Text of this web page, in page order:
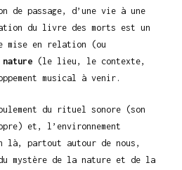
de passage, d’une vie à une
du livre des morts est un
mise en relation (ou
nature (le lieu, le contexte,
musical à venir.
du rituel sonore (son
et, l’environnement
là, partout autour de nous,
mystère de la nature et de la